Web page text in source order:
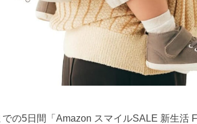
の5日間「Amazon スマイルSALE 新生活